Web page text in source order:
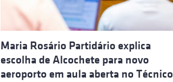
Maria Rosário Partidário explica
escolha de Alcochete para novo
aeroporto em aula aberta no Técnico